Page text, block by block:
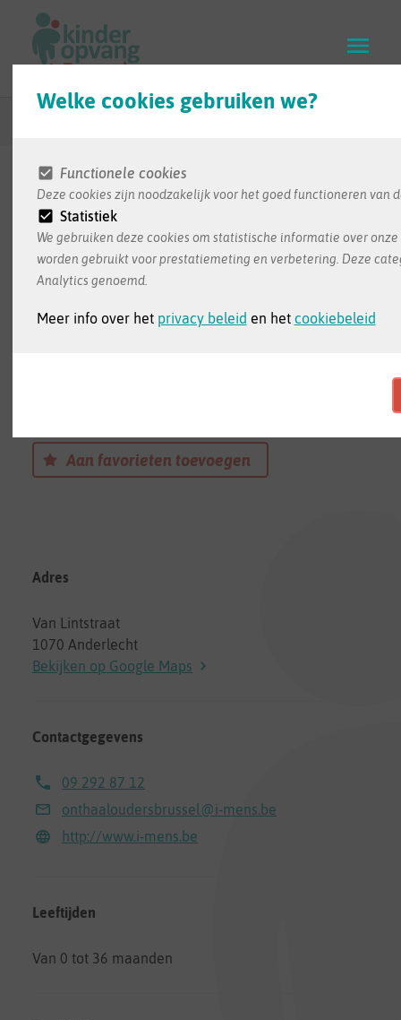
Welke cookies gebruiken we?
Functionele cookies
Deze cookies zijn noodzakelijk voor het goed functioneren van
Statistiek
We gebruiken deze cookies om statistische informatie over
worden gebruikt voor prestatiemeting en verbetering. Deze
Analytics genoemd.
Meer info over het privacy beleid en het cookiebeleid
De informatie in deze infofiche wordt ons bezorgd
door de opvang zelf. Dit is de meest recente
informatie die we ontvangen hebben
Aan favorieten toevoegen
Adres
Van Lintstraat
1070 Anderlecht
Bekijken op Google Maps
Contactgegevens
09 292 87 12
onthaaloudersbrussel@i-mens.be
http://www.i-mens.be
Leeftijden
Van 0 tot 36 maanden